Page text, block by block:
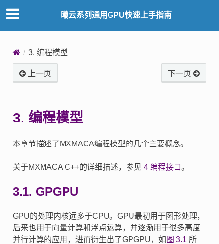
曦云系列通用GPU快速上手指南
3. 编程模型
上一页 下一页
3. 编程模型
本章节描述了MXMACA编程模型的几个主要概念。
关于MXMACA C++的详细描述，参见 4 编程接口。
3.1. GPGPU
GPU的处理内核远多于CPU。GPU最初用于图形处理，
后来也用于向量计算和浮点运算，并逐渐用于很多高度
并行计算的应用，进而衍生出了GPGPU，如 图 3.1 所